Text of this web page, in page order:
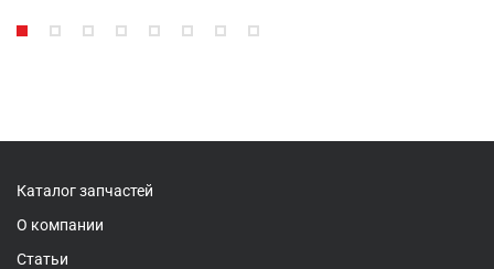
Каталог запчастей
О компании
Статьи